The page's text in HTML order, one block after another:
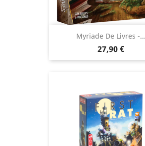
Myriade De Livres -...
Prix
27,90 €